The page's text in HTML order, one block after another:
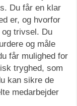
Du får en klar
er, og hvorfor
trivsel. Du
og måle
får mulighed for
tryghed, som
kan sikre de
medarbejder